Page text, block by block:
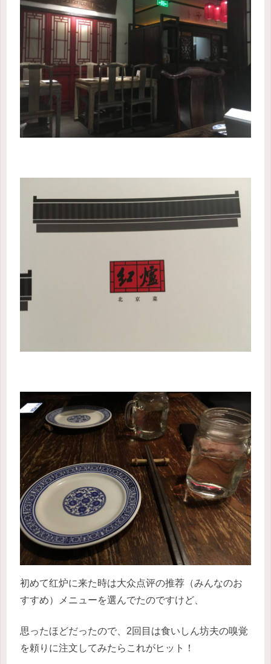
初めて红炉に来た時は大众点评の推荐（みんなのお
すすめ）メニューを選んでたのですけど、
思ったほどだったので、2回目は食いしん坊夫の嗅覚
を頼りに注文してみたらこれがヒット！